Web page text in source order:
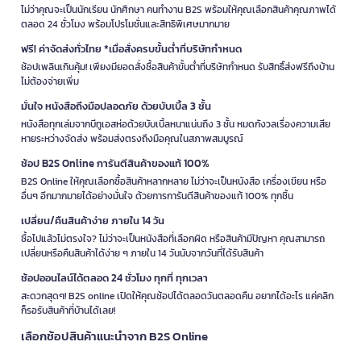
ไม่ว่าคุณจะเป็นนักเรียน นักศึกษา คนทำงาน B2S พร้อมให้คุณเลือกสินค้าคุณภาพได้
ตลอด 24 ชั่วโมง พร้อมโปรโมชั่นและสิทธิพิเศษมากมาย
ฟรี! ค่าจัดส่งทั่วไทย *เมื่อสั่งครบขั้นต่ำที่บริษัทกำหนด
ช้อปเพลินเกินคุ้ม! เพียงมียอดสั่งซื้อสินค้าขั้นต่ำที่บริษัทกำหนด รับสิทธิ์ส่งฟรีถึงบ้าน
ไม่ต้องจ่ายเพิ่ม
มั่นใจ หนังสือถึงมือปลอดภัย ด้วยบับเบิ้ล 3 ชั้น
หนังสือทุกเล่มจากบีทูเอสห่อด้วยบับเบิ้ลหนาแน่นถึง 3 ชั้น หมดกังวลเรื่องความเสีย
หายระหว่างจัดส่ง พร้อมส่งตรงถึงมือคุณในสภาพสมบูรณ์
ช้อป B2S Online การันตีสินค้าของแท้ 100%
B2S Online ให้คุณเลือกซื้อสินค้าหลากหลาย ไม่ว่าจะเป็นหนังสือ เครื่องเขียน หรือ
อื่นๆ อีกมากมายได้อย่างมั่นใจ ด้วยการการันตีสินค้าของแท้ 100% ทุกชิ้น
เปลี่ยน/คืนสินค้าง่าย ภายใน 14 วัน
ซื้อไปแล้วไม่ตรงใจ? ไม่ว่าจะเป็นหนังสือที่เลือกผิด หรือสินค้ามีปัญหา คุณสามารถ
เปลี่ยนหรือคืนสินค้าได้ง่าย ๆ ภายใน 14 วันนับจากวันที่ได้รับสินค้า
ช้อปออนไลน์ได้ตลอด 24 ชั่วโมง ทุกที่ ทุกเวลา
สะดวกสุดๆ! B2S online เปิดให้คุณช้อปได้ตลอดวันตลอดคืน อยากได้อะไร แค่คลิก
ก็รอรับสินค้าที่บ้านได้เลย!
เลือกช้อปสินค้าแนะนำจาก B2S Online